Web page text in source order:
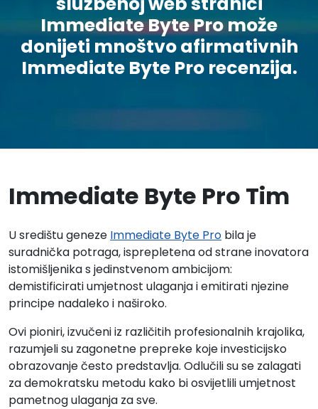
Immediate Byte Pro može
donijeti mnoštvo afirmativnih
Immediate Byte Pro recenzija.
Immediate Byte Pro Tim
U središtu geneze Immediate Byte Pro bila je
suradnička potraga, isprepletena od strane inovatora
istomišljenika s jedinstvenom ambicijom:
demistificirati umjetnost ulaganja i emitirati njezine
principe nadaleko i naširoko.
Ovi pioniri, izvučeni iz različitih profesionalnih krajolika,
razumjeli su zagonetne prepreke koje investicijsko
obrazovanje često predstavlja. Odlučili su se zalagati
za demokratsku metodu kako bi osvijetlili umjetnost
pametnog ulaganja za sve.